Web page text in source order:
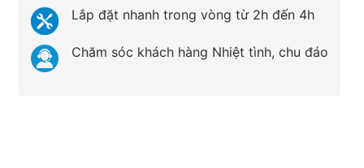
Lắp đặt nhanh trong vòng từ 2h đến 4h
Chăm sóc khách hàng Nhiệt tình, chu đáo